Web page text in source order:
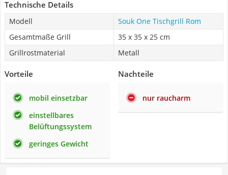
Technische Details
Modell
Souk One Tischgrill Rom
Gesamtmaße Grill
35 x 35 x 25 cm
Grillrostmaterial
Metall
Vorteile
mobil einsetzbar
einstellbares
Belüftungssystem
geringes Gewicht
Nachteile
nur raucharm